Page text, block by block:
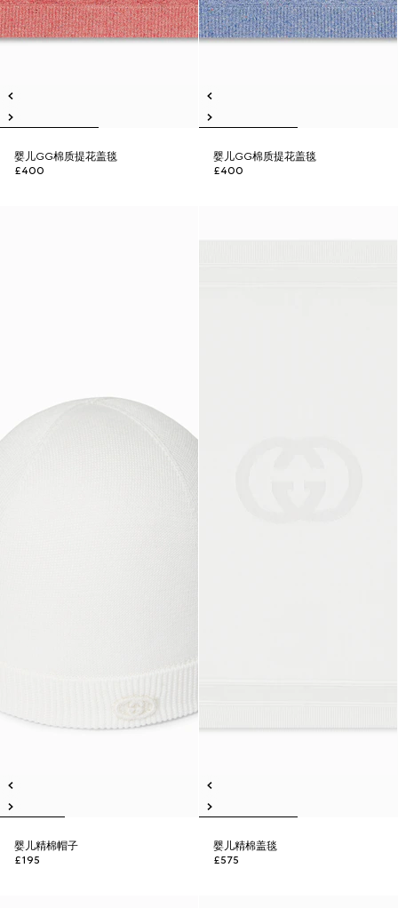
婴儿GG棉质提花盖毯
£400
婴儿GG棉质提花盖毯
£400
婴儿精棉帽子
£195
婴儿精棉盖毯
£575